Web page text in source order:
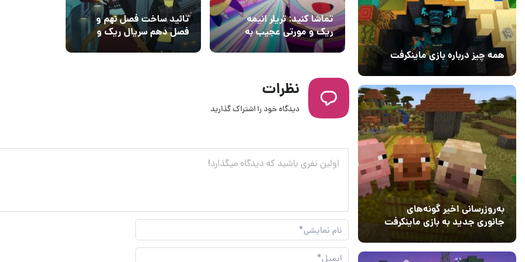
همه چیز درباره بازی ماینکرفت
به‌روزرسانی اخیر گونه‌های
جانوری جدید به بازی ماینکرفت
تماشا کنید: تریلر انیمه
ریک و مورتی عجیب به
نظر می‌رسد
تائید ساخت فصل نهم و
فصل دهم سریال ریک و
مورتی
نظرات
دیدگاه خود را اشتراک گذارید
نام
نمایشی*
ایمیل*